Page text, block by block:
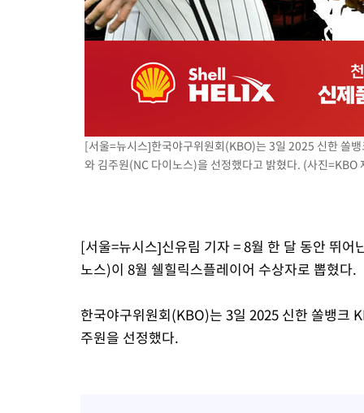
[서울=뉴시스]한국야구위원회(KBO)는 3일 2025 신한 쏠
와 김주원(NC 다이노스)을 선정했다고 밝혔다. (사진
[서울=뉴시스]신유림 기자 = 8월 한 달 동안 뛰
노스)이 8월 쉘힐릭스플레이어 수상자로 뽑혔다.
한국야구위원회(KBO)는 3일 2025 신한 쏠뱅크
주원을 선정했다.